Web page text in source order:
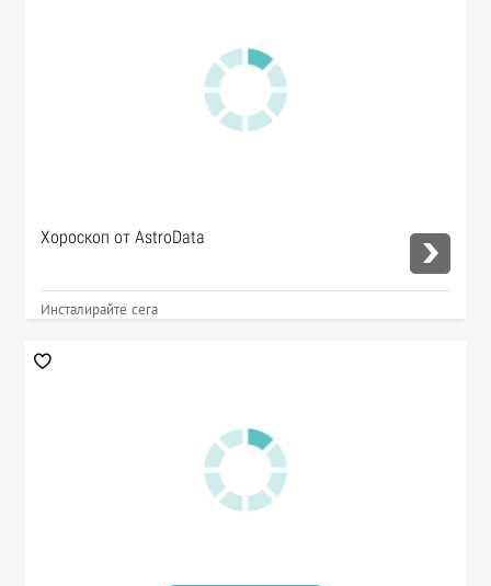
Хороскоп от AstroData
Инсталирайте сега